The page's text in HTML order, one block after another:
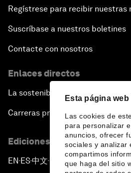
Esta página
Las cookies de
para personalizar
anuncios, ofrecer
sociales y analizar
compartimos
que haga del sitio
Regístrese para recibir nuestras
Suscríbase a nuestros boletines
Contacte con nosotros
Enlaces directos
La sostenibilidad en el Foro
Carreras profesionales
Ediciones en otros idiomas
EN ▪ES▪中文▪ 日本語